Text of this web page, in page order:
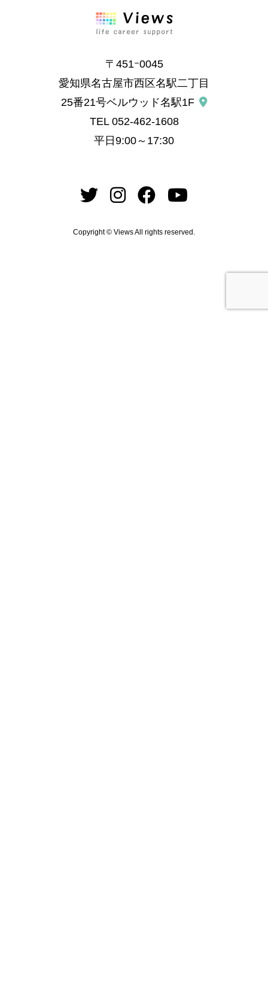
〒451ｰ0045
愛知県名古屋市西区名駅二丁目
25番21号ベルウッド名駅1F
TEL 052-462-1608
平日9:00～17:30
Copyright © Views All rights reserved.